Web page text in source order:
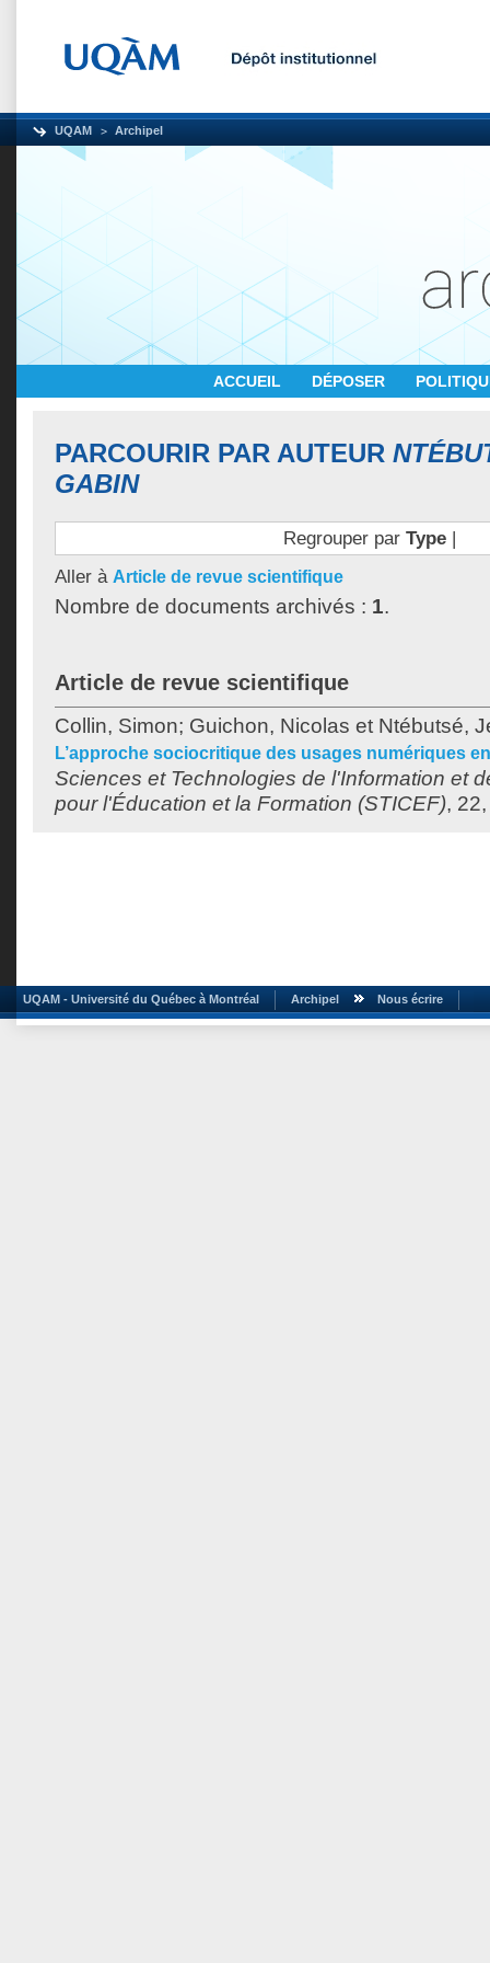
UQAM Archipel
ACCUEIL DÉPOSER
PARCOURIR PAR AUTEUR
GABIN
Regrouper par Type|
Aller à Article de revue scientifique
Nombre de documents archivés : 1.
Article de revue scientifique
Collin, Simon; Guichon, Nicolas et Ntébutsé,
L’approche sociocritique des usages numériques
Sciences et Technologies de l'Information et
pour l'Éducation et la Formation (STICEF),
UQAM - Université du Québec à Montréal Archipel Nous écrire